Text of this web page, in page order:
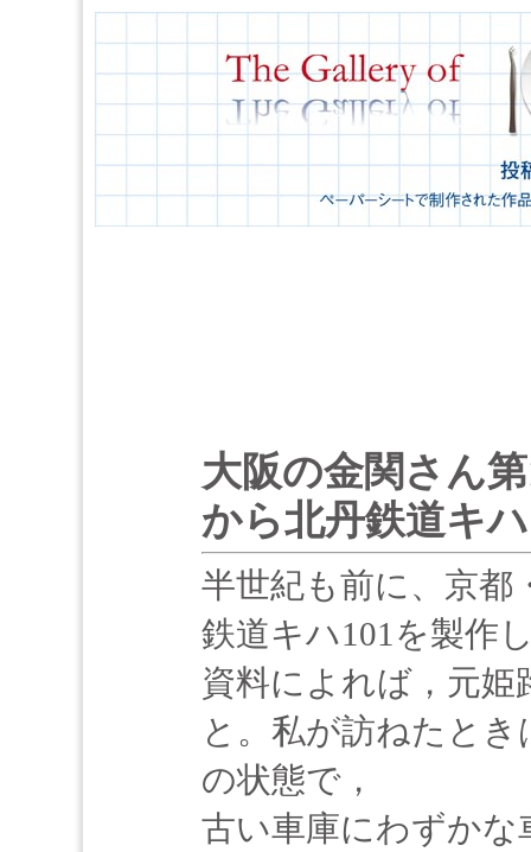
大阪の金関さん
から北丹鉄道キ
半世紀も前に、京都
鉄道キハ101を製作
資料によれば，元姫
と。私が訪ねたと
の状態で，
古い車庫にわずか